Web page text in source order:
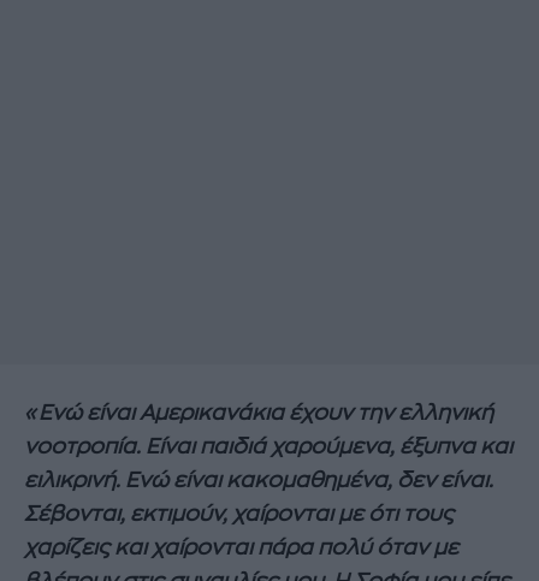
«Ενώ είναι Αμερικανάκια έχουν την ελληνική
νοοτροπία. Είναι παιδιά χαρούμενα, έξυπνα και
ειλικρινή. Ενώ είναι κακομαθημένα, δεν είναι.
Σέβονται, εκτιμούν, χαίρονται με ότι τους
χαρίζεις και χαίρονται πάρα πολύ όταν με